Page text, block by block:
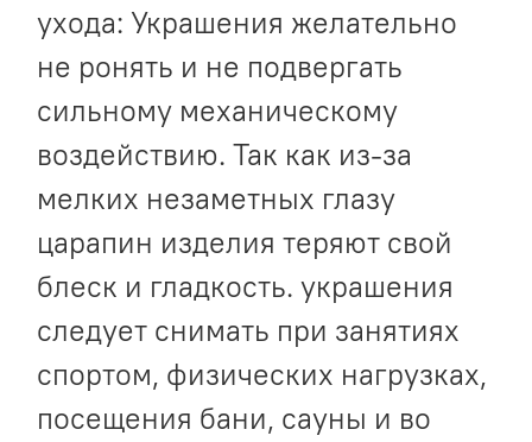
ухода: Украшения желательно
не ронять и не подвергать
сильному механическому
воздействию. Так как из-за
мелких незаметных глазу
царапин изделия теряют свой
блеск и гладкость. украшения
следует снимать при занятиях
спортом, физических нагрузках,
посещения бани, сауны и во